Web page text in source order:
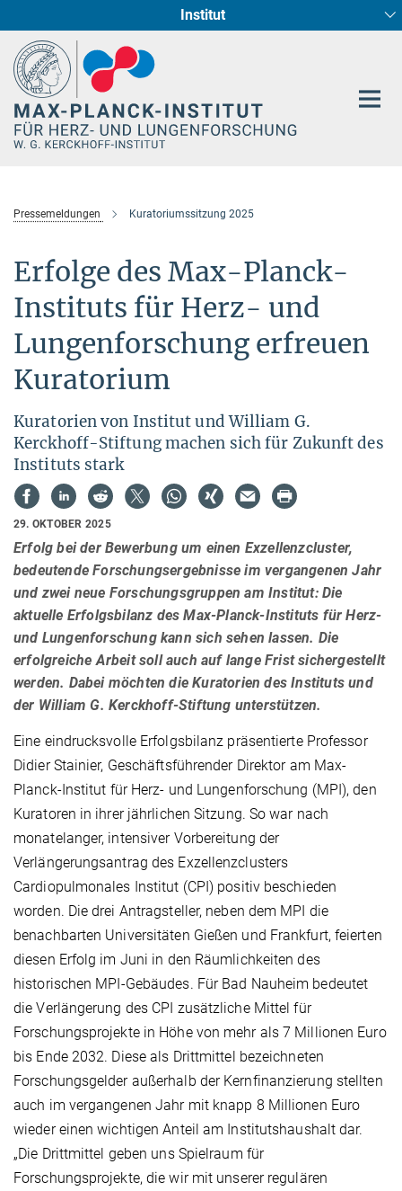
Institut
Entwicklung und Umbau des Herzens (Abt. I)
Pharmakologie (Abt. II)
Genetik der Entwicklung (Abt. III)
Cellular Resilience
Circadiane Rhythmik des Herzstoffwechsels
Neurokardiale Achse
Epigenetics
Pressemeldungen Kuratoriumssitzung 2025
Erfolge des Max-Planck-
Instituts für Herz- und
Lungenforschung erfreuen
Kuratorium
Kuratorien von Institut und William G.
Kerckhoff-Stiftung machen sich für Zukunft des
Instituts stark
29. OKTOBER 2025
Erfolg bei der Bewerbung um einen Exzellenzcluster,
bedeutende Forschungsergebnisse im vergangenen Jahr
und zwei neue Forschungsgruppen am Institut: Die
aktuelle Erfolgsbilanz des Max-Planck-Instituts für Herz-
und Lungenforschung kann sich sehen lassen. Die
erfolgreiche Arbeit soll auch auf lange Frist sichergestellt
werden. Dabei möchten die Kuratorien des Instituts und
der William G. Kerckhoff-Stiftung unterstützen.
Eine eindrucksvolle Erfolgsbilanz präsentierte Professor
Didier Stainier, Geschäftsführender Direktor am Max-
Planck-Institut für Herz- und Lungenforschung (MPI), den
Kuratoren in ihrer jährlichen Sitzung. So war nach
monatelanger, intensiver Vorbereitung der
Verlängerungsantrag des Exzellenzclusters
Cardiopulmonales Institut (CPI) positiv beschieden
worden. Die drei Antragsteller, neben dem MPI die
benachbarten Universitäten Gießen und Frankfurt, feierten
diesen Erfolg im Juni in den Räumlichkeiten des
historischen MPI-Gebäudes. Für Bad Nauheim bedeutet
die Verlängerung des CPI zusätzliche Mittel für
Forschungsprojekte in Höhe von mehr als 7 Millionen Euro
bis Ende 2032. Diese als Drittmittel bezeichneten
Forschungsgelder außerhalb der Kernfinanzierung stellten
auch im vergangenen Jahr mit knapp 8 Millionen Euro
wieder einen wichtigen Anteil am Institutshaushalt dar.
„Die Drittmittel geben uns Spielraum für
Forschungsprojekte, die wir mit unserer regulären